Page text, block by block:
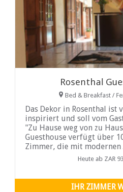
Rosenthal
Bed & Breakfast /
Das Dekor in Rosenthal ist
inspiriert und soll vom
"Zu Hause weg von zu
Guesthouse verfügt über
Zimmer, die mit modernen
ausgestattet sind. Auf
Heute ab ZAR
IHR ZIMMER